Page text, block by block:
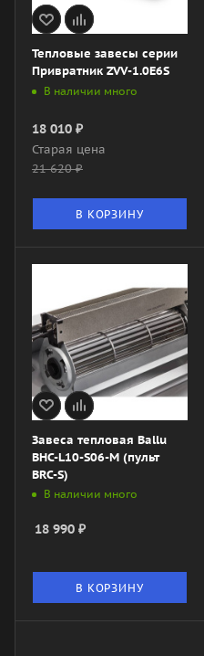
Тепловые завесы серии
Привратник ZVV-1.0E6S
В наличии много
18 010 ₽
Старая цена
21 620₽
В КОРЗИНУ
Завеса тепловая Ballu
BHC-L10-S06-M (пульт
BRC-S)
В наличии много
18 990 ₽
В КОРЗИНУ